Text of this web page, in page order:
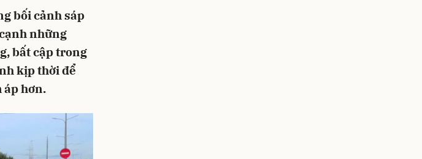
bối cảnh sáp
những
bất cập trong
kịp thời để
áp hơn.